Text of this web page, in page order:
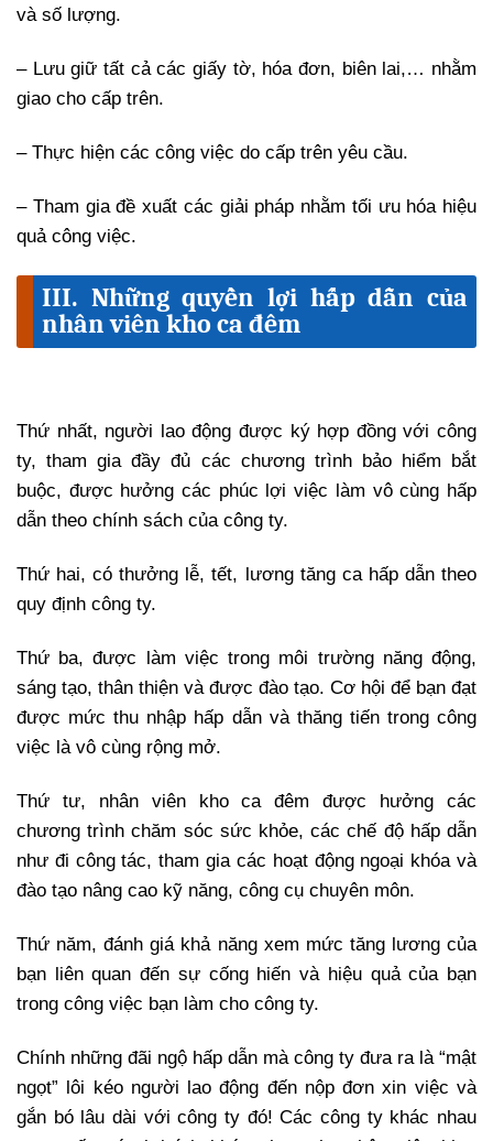
và số lượng.
– Lưu giữ tất cả các giấy tờ, hóa đơn, biên lai,… nhằm
giao cho cấp trên.
– Thực hiện các công việc do cấp trên yêu cầu.
– Tham gia đề xuất các giải pháp nhằm tối ưu hóa hiệu
quả công việc.
III. Những quyền lợi hấp dẫn của
nhân viên kho ca đêm
Thứ nhất, người lao động được ký hợp đồng với công
ty, tham gia đầy đủ các chương trình bảo hiểm bắt
buộc, được hưởng các phúc lợi việc làm vô cùng hấp
dẫn theo chính sách của công ty.
Thứ hai, có thưởng lễ, tết, lương tăng ca hấp dẫn theo
quy định công ty.
Thứ ba, được làm việc trong môi trường năng động,
sáng tạo, thân thiện và được đào tạo. Cơ hội để bạn đạt
được mức thu nhập hấp dẫn và thăng tiến trong công
việc là vô cùng rộng mở.
Thứ tư, nhân viên kho ca đêm được hưởng các
chương trình chăm sóc sức khỏe, các chế độ hấp dẫn
như đi công tác, tham gia các hoạt động ngoại khóa và
đào tạo nâng cao kỹ năng, công cụ chuyên môn.
Thứ năm, đánh giá khả năng xem mức tăng lương của
bạn liên quan đến sự cống hiến và hiệu quả của bạn
trong công việc bạn làm cho công ty.
Chính những đãi ngộ hấp dẫn mà công ty đưa ra là “mật
ngọt” lôi kéo người lao động đến nộp đơn xin việc và
gắn bó lâu dài với công ty đó! Các công ty khác nhau